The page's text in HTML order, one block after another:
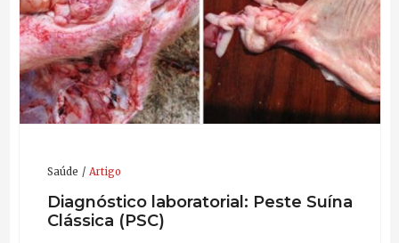
Saúde Artigo
Diagnóstico laboratorial: Peste Suína
Clássica (PSC)